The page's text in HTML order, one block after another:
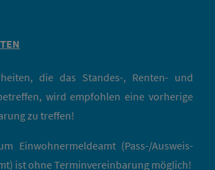
die das Standes-, Renten- und
wird empfohlen eine vorherige
zu treffen!
Einwohnermeldeamt (Pass-/Ausweis-
ist ohne Terminvereinbarung möglich!